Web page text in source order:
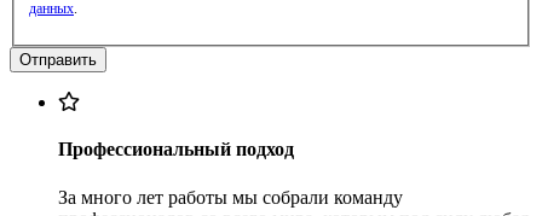
данных.
Профессиональный подход
За много лет работы мы собрали команду